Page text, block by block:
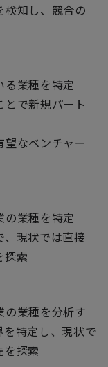
検知し、競合の
る業種を特定
とで新規パート
望なベンチャー
の業種を特定
、現状では直接
探索
の業種を分析す
特定し、現状で
を探索